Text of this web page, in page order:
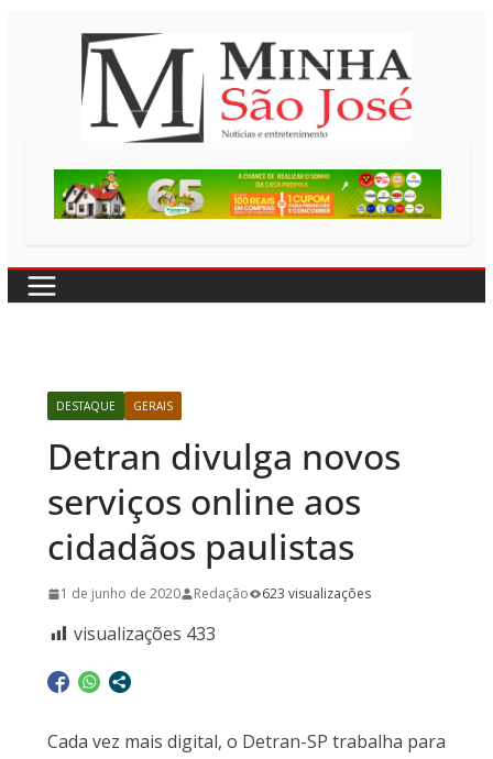
DESTAQUE GERAIS
Detran divulga novos
serviços online aos
cidadãos paulistas
1 de junho de 2020 Redação 623 visualizações
visualizações 433
Cada vez mais digital, o Detran-SP trabalha para